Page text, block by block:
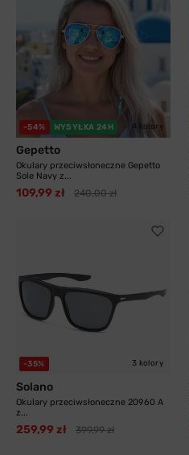
-54% WYSYŁKA 24H 4 kolory
Gepetto
Okulary przeciwsłoneczne Gepetto
Sole Navy z...
109,99 zł 240,00 zł
-35% 3 kolory
Solano
Okulary przeciwsłoneczne 20960 A
z...
259,99 zł 399,99 zł